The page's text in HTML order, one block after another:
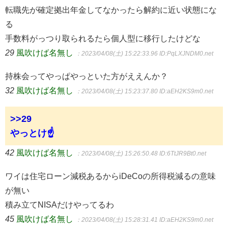
転職先が確定拠出年金してなかったら解約に近い状態にな
る
手数料がっつり取られるたら個人型に移行したけどな
29 風吹けば名無し ：2023/04/08(土) 15:22:33.96 ID:PqLXJNDM0.net
持株会ってやっぱやっといた方がええんか？
32 風吹けば名無し ：2023/04/08(土) 15:23:37.80 ID:aEH2KS9m0.net
>>29
やっとけ☝
42 風吹けば名無し ：2023/04/08(土) 15:26:50.48 ID:6TtJR9Bt0.net
ワイは住宅ローン減税あるからiDeCoの所得税減るの意味
が無い
積み立てNISAだけやってるわ
45 風吹けば名無し ：2023/04/08(土) 15:28:31.41 ID:aEH2KS9m0.net